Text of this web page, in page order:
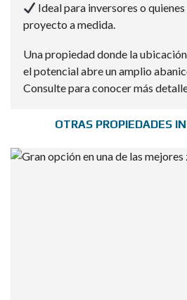
Ideal para inversores o
proyecto a medida.
Una propiedad donde la
el potencial abre un amplio
Consulte para conocer más
OTRAS PROPIEDADES